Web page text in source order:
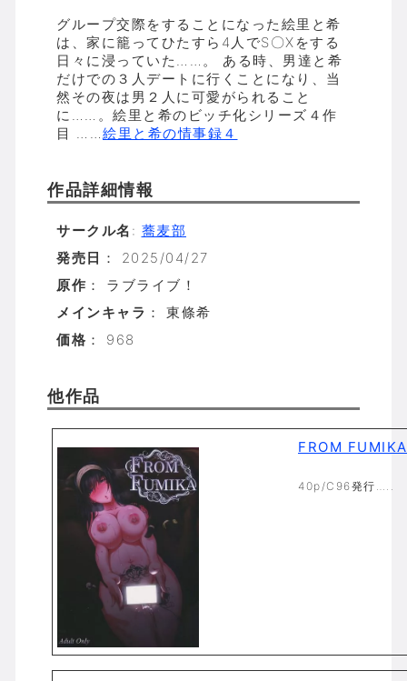
グループ交際をすることになった絵里と希
は、家に籠ってひたすら4人でS〇Xをする
日々に浸っていた……。 ある時、男達と希
だけでの３人デートに行くことになり、当
然その夜は男２人に可愛がられること
に……。絵里と希のビッチ化シリーズ４作
目 ……絵里と希の情事録４
作品詳細情報
サークル名 : 蕎麦部
発売日 ： 2025/04/27
原作 ： ラブライブ！
メインキャラ ： 東條希
価格 ： 968
他作品
FROM FUMIKA
40p/C96発行…..